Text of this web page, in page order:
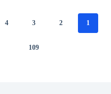
1
2
3
4
109